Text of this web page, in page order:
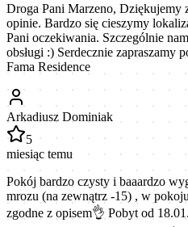
Droga Pani Marzeno, Dziękujemy
opinie. Bardzo się cieszymy
Pani oczekiwania. Szczególnie
obsługi :) Serdecznie zapraszamy
Fama Residence
Arkadiusz Dominiak
5
miesiąc temu
Pokój bardzo czysty i baaardzo
mrozu (na zewnątrz -15) , w
zgodne z opisem👌 Pobyt od